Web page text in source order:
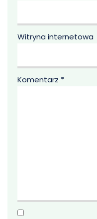
Witryna internetowa
Komentarz *